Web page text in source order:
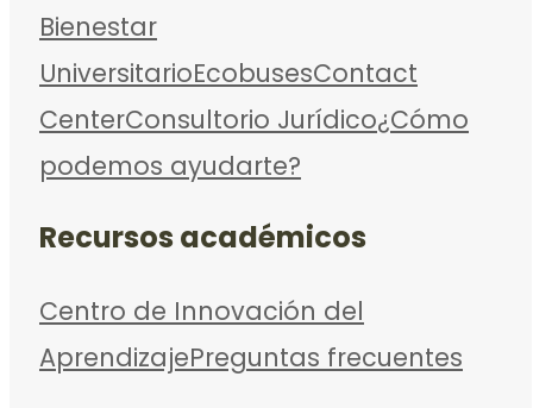
Bienestar
UniversitarioEcobusesContact
CenterConsultorio Jurídico¿Cómo
podemos ayudarte?
Recursos académicos
Centro de Innovación del
AprendizajePreguntas frecuentes